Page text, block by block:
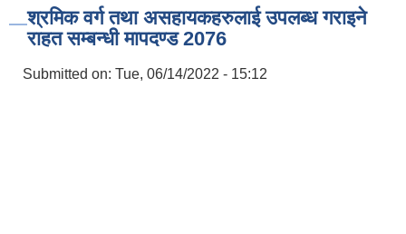
श्रमिक वर्ग तथा असहायकहरुलाई उपलब्ध गराइने
राहत सम्बन्धी मापदण्ड 2076
Submitted on: Tue, 06/14/2022 - 15:12